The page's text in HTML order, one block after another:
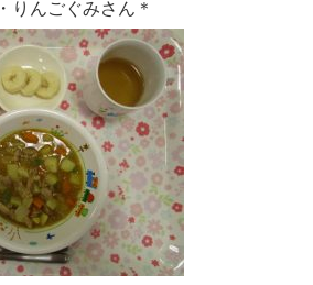
りんごぐみさん＊